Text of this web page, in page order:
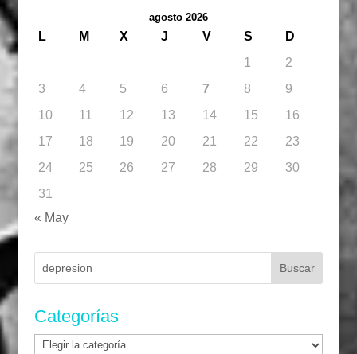
agosto 2026
L M X J V S
D
1
2
3
4 5 6 7 8
9
10
11 12 13 14 15
16
17
18 19 20 21 22
23
24
25 26 27 28 29
30
31
« May
Categorías
Categorías